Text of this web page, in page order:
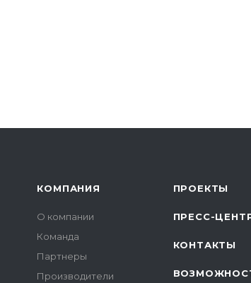
КОМПАНИЯ
О компании
Команда
Партнеры
Производители
ПРОЕКТЫ
ПРЕСС-
КОНТАКТЫ